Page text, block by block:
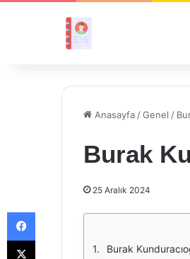
Anasayfa /Genel /
Burak
25 Aralık 2024
Burak
Facebook
X